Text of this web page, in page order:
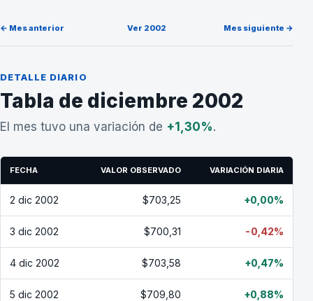
← Mes anterior Ver 2002 Mes siguiente →
DETALLE DIARIO
Tabla de diciembre 2002
El mes tuvo una variación de +1,30%.
FECHA VALOR OBSERVADO VARIACIÓN DIARIA
2 dic 2002 $703,25 +0,00%
3 dic 2002 $700,31 -0,42%
4 dic 2002 $703,58 +0,47%
5 dic 2002 $709,80 +0,88%